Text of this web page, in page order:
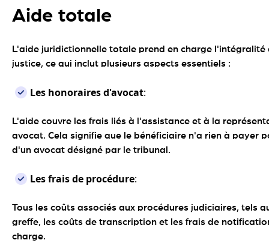
Aide totale
L'aide juridictionnelle totale prend en charge l'intégralité
justice, ce qui inclut plusieurs aspects essentiels :
Les honoraires d'avocat:
L'aide couvre les frais liés à l'assistance et à la
avocat. Cela signifie que le bénéficiaire n'a rien à payer
d'un avocat désigné par le tribunal.
Les frais de procédure:
Tous les coûts associés aux procédures judiciaires, tels
greffe, les coûts de transcription et les frais de
charge.